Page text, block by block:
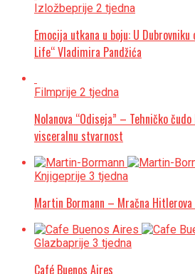
Izložbeprije 2 tjedna
Emocija utkana u boju: U
Life“ Vladimira Pandžića
Filmprije 2 tjedna
Nolanova “Odiseja” – Tehničko
visceralnu stvarnost
Knjigeprije 3 tjedna
Martin Bormann – Mračna Hitlerova
Glazbaprije 3 tjedna
Café Buenos Aires